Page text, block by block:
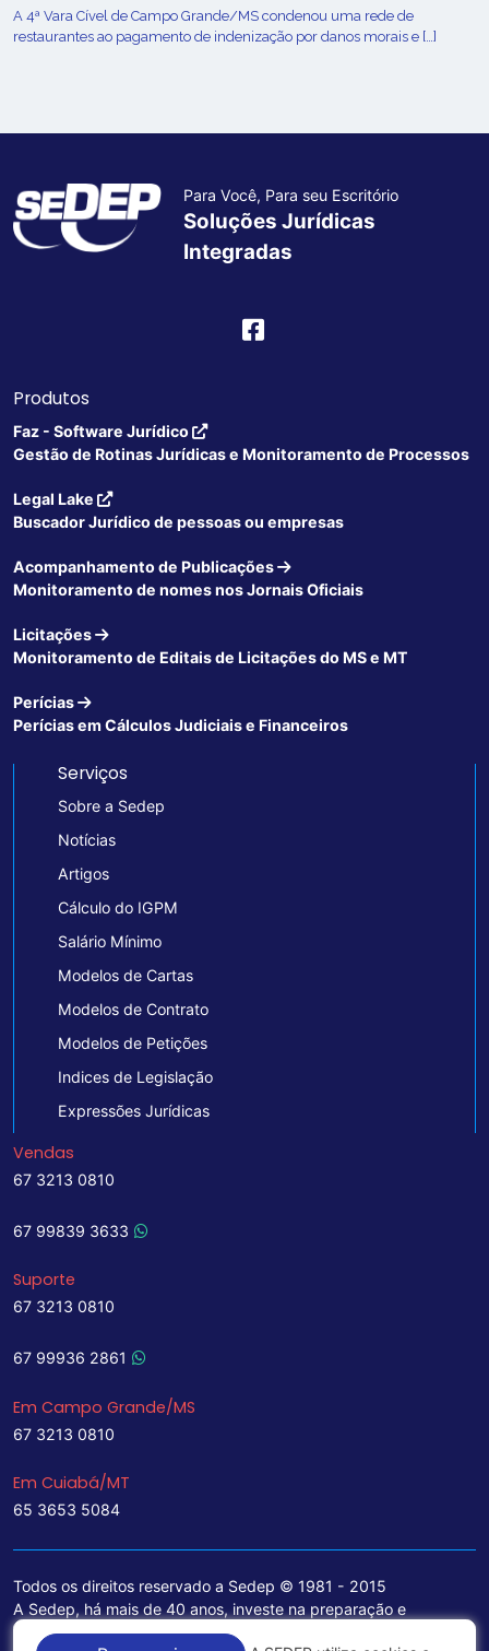
A 4ª Vara Cível de Campo Grande/MS condenou uma rede de
restaurantes ao pagamento de indenização por danos morais e […]
Para Você, Para seu Escritório
Soluções Jurídicas
Integradas
Produtos
Faz - Software Jurídico
Gestão de Rotinas Jurídicas e Monitoramento de Processos
Legal Lake
Buscador Jurídico de pessoas ou empresas
Acompanhamento de Publicações
Monitoramento de nomes nos Jornais Oficiais
Licitações
Monitoramento de Editais de Licitações do MS e MT
Perícias
Perícias em Cálculos Judiciais e Financeiros
Serviços
Sobre a Sedep
Notícias
Artigos
Cálculo do IGPM
Salário Mínimo
Modelos de Cartas
Modelos de Contrato
Modelos de Petições
Indices de Legislação
Expressões Jurídicas
Vendas
67 3213 0810
67 99839 3633
Suporte
67 3213 0810
67 99936 2861
Em Campo Grande/MS
67 3213 0810
Em Cuiabá/MT
65 3653 5084
Todos os direitos reservado a Sedep © 1981 - 2015
A Sedep, há mais de 40 anos, investe na preparação e
treinamento de funcionários e na aquisição de tecnologia de